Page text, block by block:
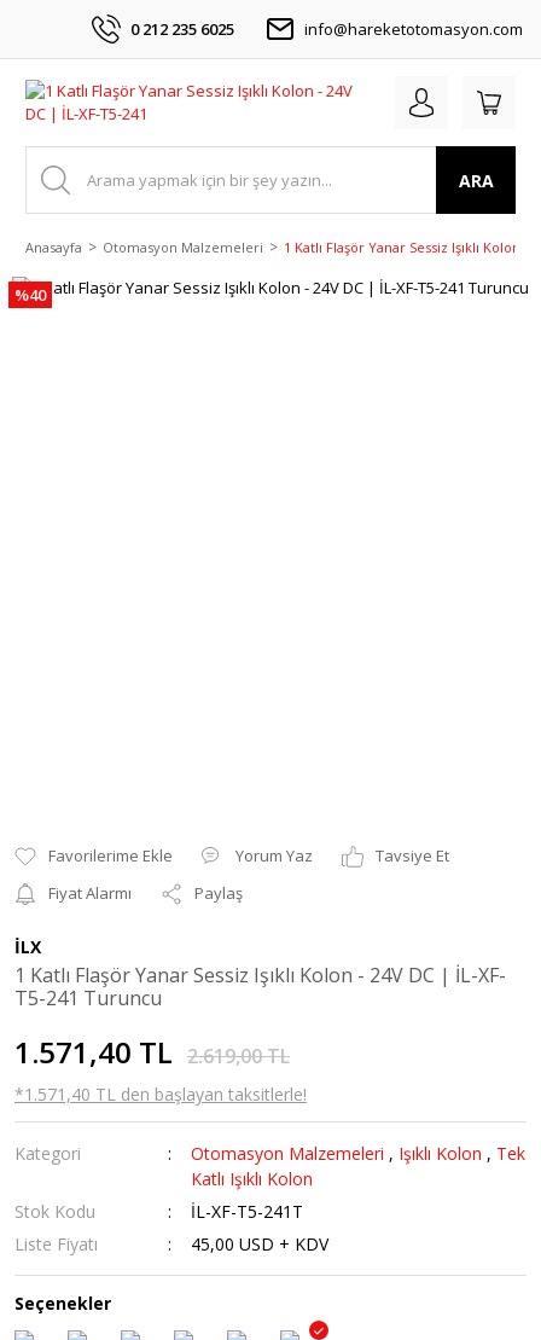
0 212 235 6025 info@hareketotomasyon.com
ARA
Anasayfa Otomasyon Malzemeleri 1 Katlı Flaşör Yanar Sessiz Işıklı Kolon
%40
Yorum Yaz
Tavsiye Et
Fiyat Alarmı
Paylaş
İLX
1 Katlı Flaşör Yanar Sessiz Işıklı Kolon - 24V DC | İL-XF-
T5-241 Turuncu
1.571,40 TL 2.619,00 TL
*1.571,40 TL den başlayan taksitlerle!
Kategori Otomasyon Malzemeleri , Işıklı Kolon , Tek
Katlı Işıklı Kolon
Stok Kodu
İL-XF-T5-241T
Liste Fiyatı
45,00 USD + KDV
Seçenekler